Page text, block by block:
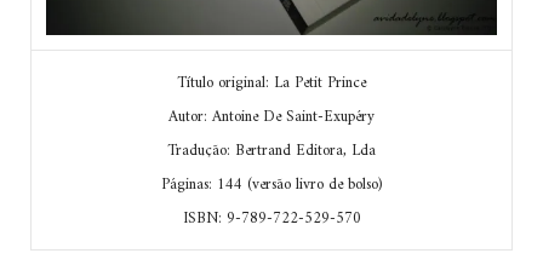
Título original: La Petit Prince
Autor: Antoine De Saint-Exupéry
Tradução: Bertrand Editora, Lda
Páginas: 144 (versão livro de bolso)
ISBN: 9-789-722-529-570